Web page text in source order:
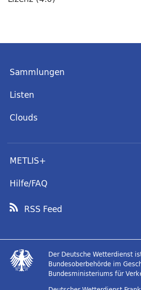
Sammlungen
Listen
Clouds
METLIS+
Hilfe/FAQ
RSS Feed
Der Deutsche Wetterdienst
Bundesoberbehörde im
Bundesministeriums für